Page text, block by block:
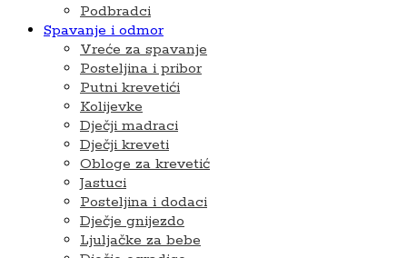
Podbradci
Spavanje i odmor
Vreće za spavanje
Posteljina i pribor
Putni krevetići
Kolijevke
Dječji madraci
Dječji kreveti
Obloge za krevetić
Jastuci
Posteljina i dodaci
Dječje gnijezdo
Ljuljačke za bebe